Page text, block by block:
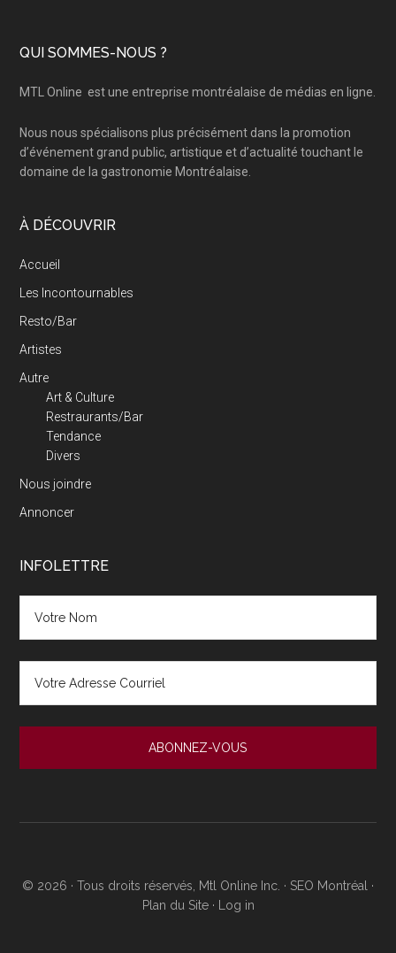
Footer
QUI SOMMES-NOUS ?
MTL Online est une entreprise montréalaise de médias en ligne.
Nous nous spécialisons plus précisément dans la promotion
d’événement grand public, artistique et d’actualité touchant le
domaine de la gastronomie Montréalaise.
À DÉCOUVRIR
Accueil
Les Incontournables
Resto/Bar
Artistes
Autre
Art & Culture
Restraurants/Bar
Tendance
Divers
Nous joindre
Annoncer
INFOLETTRE
© 2026 · Tous droits réservés, Mtl Online Inc. · SEO Montréal ·
Plan du Site · Log in